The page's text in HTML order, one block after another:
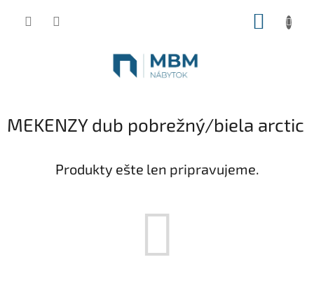
MEKENZY dub pobrežný/biela arctic
Produkty ešte len pripravujeme.